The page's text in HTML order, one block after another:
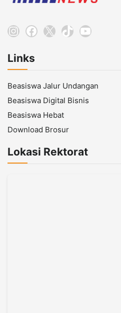
Instagram
Facebook
X TikTokYouTube
Links
Beasiswa Jalur Undangan
Beasiswa Digital Bisnis
Beasiswa Hebat
Download Brosur
Lokasi Rektorat